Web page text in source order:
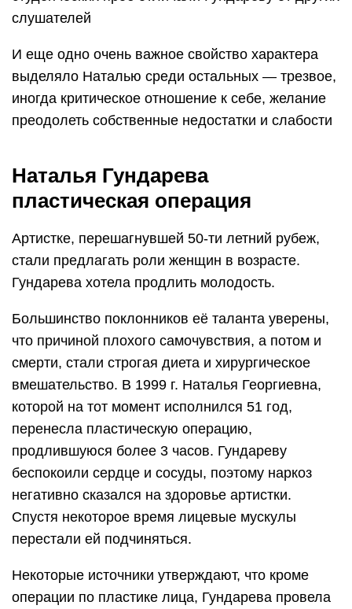
слушателей
И еще одно очень важное свойство характера
выделяло Наталью среди остальных — трезвое,
иногда критическое отношение к себе, желание
преодолеть собственные недостатки и слабости
Наталья Гундарева
пластическая операция
Артистке, перешагнувшей 50-ти летний рубеж,
стали предлагать роли женщин в возрасте.
Гундарева хотела продлить молодость.
Большинство поклонников её таланта уверены,
что причиной плохого самочувствия, а потом и
смерти, стали строгая диета и хирургическое
вмешательство. В 1999 г. Наталья Георгиевна,
которой на тот момент исполнился 51 год,
перенесла пластическую операцию,
продлившуюся более 3 часов. Гундареву
беспокоили сердце и сосуды, поэтому наркоз
негативно сказался на здоровье артистки.
Спустя некоторое время лицевые мускулы
перестали ей подчиняться.
Некоторые источники утверждают, что кроме
операции по пластике лица, Гундарева провела